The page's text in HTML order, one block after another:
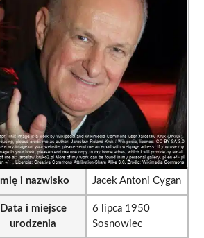
Imię i nazwisko Jacek Antoni Cygan
Data i miejsce
urodzenia
6 lipca 1950
Sosnowiec